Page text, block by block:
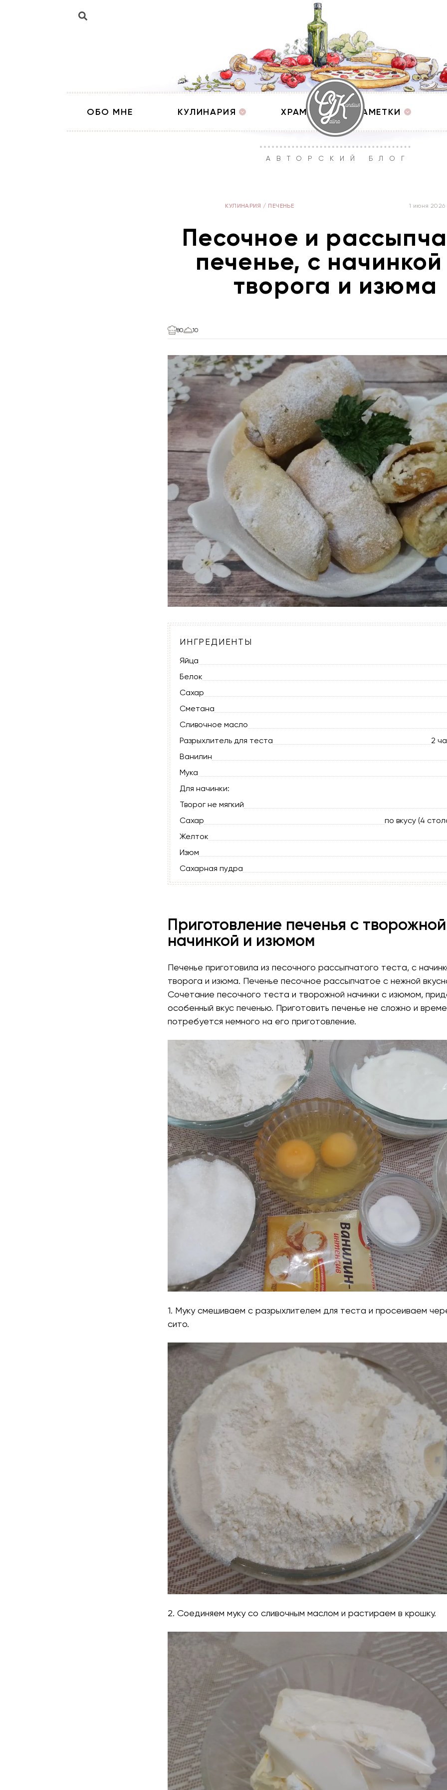
ОБО МНЕ КУЛИНАРИЯ ХРАМЫ ЗАМЕТКИ
АВТОРСКИЙ БЛОГ
КУЛИНАРИЯ / ПЕЧЕНЬЕ 1 июня 2026
Песочное и
печенье, с начинкой
творога и изюма
80 10
ИНГРЕДИЕНТЫ
Яйца
Белок
Сахар
Сметана
Сливочное масло
Разрыхлитель для теста
2
Ванилин
Мука
Для начинки:
Творог не мягкий
Сахар
по вкусу (4
Желток
Изюм
Сахарная пудра
Приготовление печенья с творожной
начинкой и изюмом
Печенье приготовила из песочного рассыпчатого теста, с
творога и изюма. Печенье песочное рассыпчатое с нежной
Сочетание песочного теста и творожной начинки с изюмом,
особенный вкус печенью. Приготовить печенье не сложно и
потребуется немного на его приготовление.
1. Муку смешиваем с разрыхлителем для теста и просеиваем
сито.
2. Соединяем муку со сливочным маслом и растираем в крошку.